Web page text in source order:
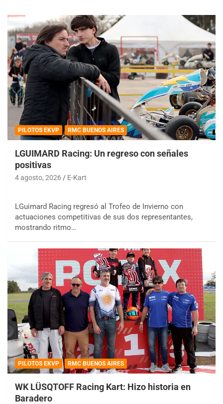
PILOTOS EKVP RMC BUENOS AIRES
LGUIMARD Racing: Un regreso con señales
positivas
4 agosto, 2026 E-Kart
LGuimard Racing regresó al Trofeo de Invierno con
actuaciones competitivas de sus dos representantes,
mostrando ritmo…
PILOTOS EKVP RMC BUENOS AIRES
WK LÜSQTOFF Racing Kart: Hizo historia en
Baradero